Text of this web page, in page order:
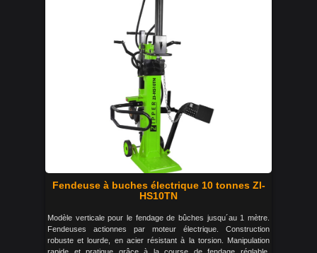
Fendeuse à buches électrique 10 tonnes ZI-
HS10TN
Modèle verticale pour le fendage de bûches jusqu´au 1 mètre.
Fendeuses actionnes par moteur électrique. Construction
robuste et lourde, en acier résistant à la torsion. Manipulation